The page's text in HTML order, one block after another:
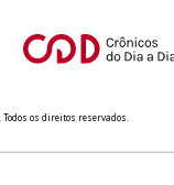
os direitos reservados.